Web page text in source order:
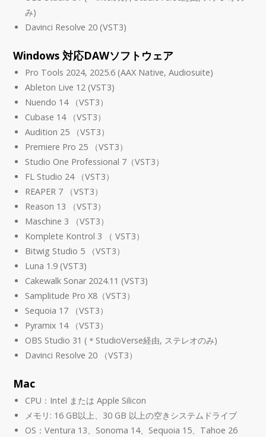
み)
Davinci Resolve 20 (VST3)
Windows 対応DAWソフトウェア
Pro Tools 2024, 2025.6 (AAX Native, Audiosuite)
Ableton Live 12 (VST3)
Nuendo 14 （VST3）
Cubase 14 （VST3）
Audition 25 （VST3）
Premiere Pro 25 （VST3）
Studio One Professional 7（VST3）
FL Studio 24 （VST3）
REAPER 7 （VST3）
Reason 13 （VST3）
Maschine 3 （VST3）
Komplete Kontrol 3 （ VST3）
Bitwig Studio 5 （VST3）
Luna 1.9 (VST3)
Cakewalk Sonar 2024.11 (VST3)
Samplitude Pro X8（VST3）
Sequoia 17 （VST3）
Pyramix 14 （VST3）
OBS Studio 31 (＊StudioVerse経由, ステレオのみ)
Davinci Resolve 20 （VST3）
Mac
CPU：Intel または Apple Silicon
メモリ: 16 GB以上、30 GB 以上の空きシステムドライブ
OS：Ventura 13、Sonoma 14、Sequoia 15、Tahoe 26